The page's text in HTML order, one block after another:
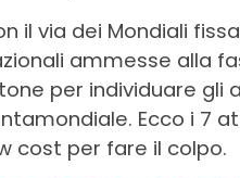
il via dei Mondiali
ammesse alla
per individuare gli
Ecco i 7
cost per fare il colpo.